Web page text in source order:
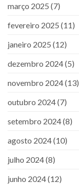
março 2025 (7)
fevereiro 2025 (11)
janeiro 2025 (12)
dezembro 2024(5)
novembro 2024(13)
outubro 2024(7)
setembro 2024(8)
agosto 2024(10)
julho 2024(8)
junho 2024(12)